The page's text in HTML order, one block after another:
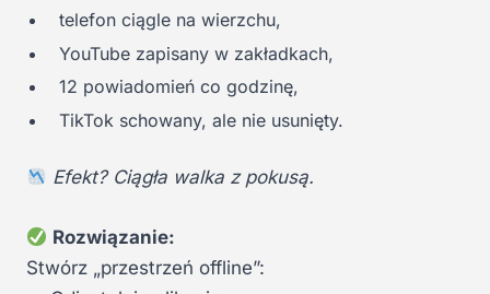
telefon ciągle na wierzchu,
YouTube zapisany w zakładkach,
12 powiadomień co godzinę,
TikTok schowany, ale nie usunięty.
Efekt? Ciągła walka z pokusą.
Rozwiązanie:
Stwórz „przestrzeń offline”: